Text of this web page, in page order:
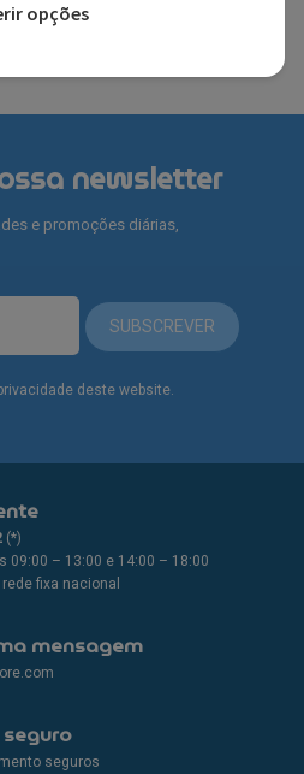
opções
newsletter
e promoções diárias,
SUBSCREVER
deste website.
(*)
09:00 – 13:00 e 14:00 – 18:00
fixa nacional
mensagem
seguros